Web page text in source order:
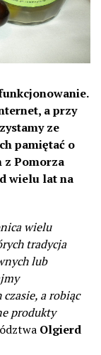
a przy
ze
pamiętać o
z Pomorza
wielu lat na
wielu
tradycja
lub
a robiąc
produkty
Olgierd